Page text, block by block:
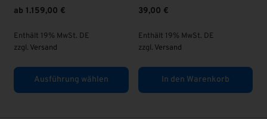
39,00€
Enthält 19% MwSt. DE
zzgl.Versand
In den Warenkorb
Enthält 19% MwSt. DE
In den Warenkorb